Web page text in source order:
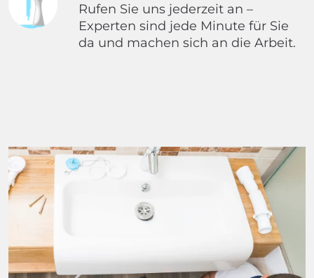
Rufen Sie uns jederzeit an –
Experten sind jede Minute für Sie
da und machen sich an die Arbeit.